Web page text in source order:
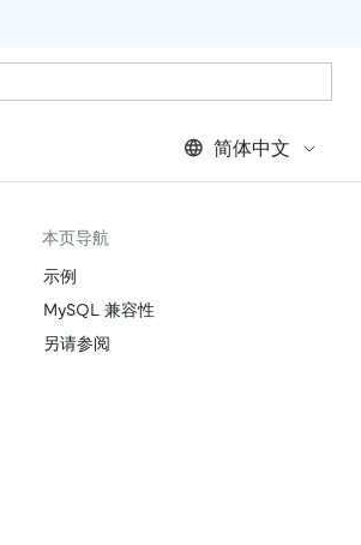
简体中文
本页导航
示例
MySQL 兼容性
另请参阅